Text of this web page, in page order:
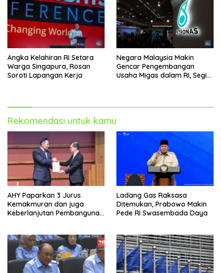
Angka Kelahiran RI Setara
Warga Singapura, Rosan
Soroti Lapangan Kerja
Negara Malaysia Makin
Gencar Pengembangan
Usaha Migas dalam RI, Segini
Rekomendasi untuk kamu
AHY Paparkan 3 Jurus
Kemakmuran dan juga
Keberlanjutan Pembangunan
Ladang Gas Raksasa
Ditemukan, Prabowo Makin
Pede RI Swasembada Daya